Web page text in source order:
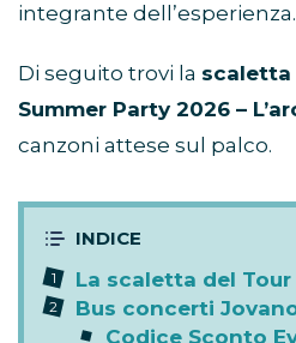
integrante dell’esperienza.
Di seguito trovi la scaletta
Summer Party 2026 –
canzoni attese sul palco.
La scaletta del
Bus concerti
Codice Sconto